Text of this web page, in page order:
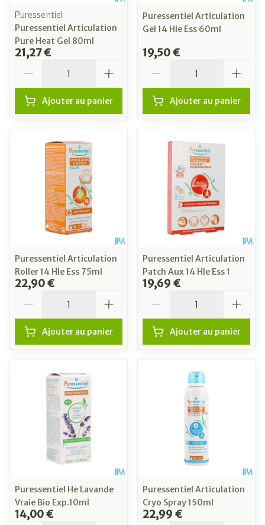
Puressentiel
Puressentiel Articulation
Pure Heat Gel 80ml
21,27 €
Ajouter au panier
Puressentiel Articulation
Gel 14 Hle Ess 60ml
19,50 €
Ajouter au panier
Puressentiel Articulation
Roller 14 Hle Ess 75ml
22,90 €
Ajouter au panier
Puressentiel Articulation
Patch Aux 14 Hle Ess 1
19,69 €
Ajouter au panier
Puressentiel He Lavande
Vraie Bio Exp.10ml
14,00 €
Puressentiel Articulation
Cryo Spray 150ml
22,99 €